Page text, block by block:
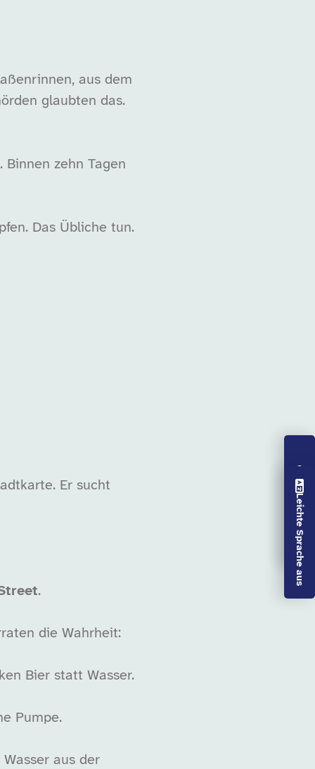
Vorlesen aus
Leichte Sprache aus
aus dem
glaubten das.
zehn Tagen
Das Übliche tun.
Er sucht
.
die Wahrheit:
Bier statt Wasser.
Pumpe.
aus der